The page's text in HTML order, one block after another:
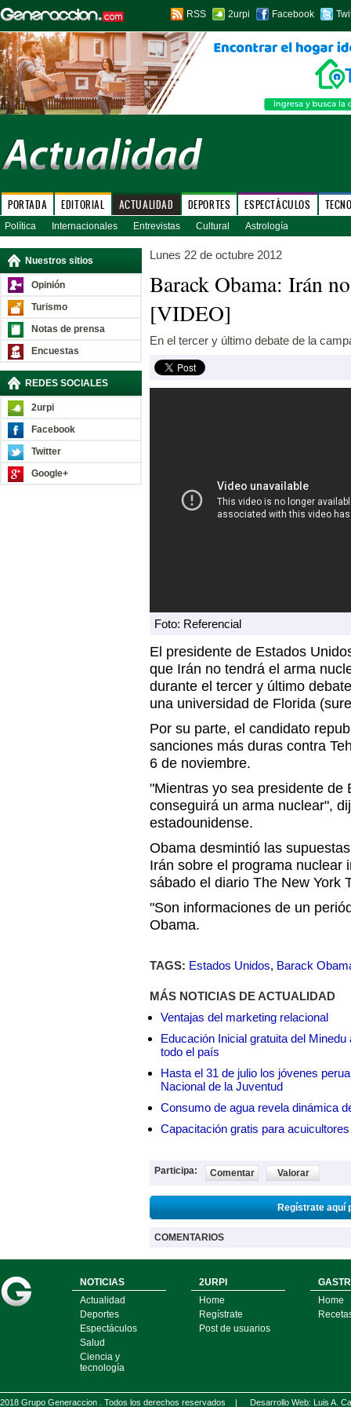
RSS 2urpi Facebook
PORTADA EDITORIAL ACTUALIDAD DEPORTES ESPECTÁCULOS
Política Internacionales Entrevistas Cultural Astrología
Nuestros sitios
Opinión
Turismo
Notas de prensa
Encuestas
REDES SOCIALES
2urpi
Facebook
Twitter
Google+
Lunes 22 de octubre 2012
Barack Obama: Irán
[VIDEO]
En el tercer y último debate de la
Foto: Referencial
El presidente de Estados
que Irán no tendrá el arma
durante el tercer y último
una universidad de Florida
Por su parte, el candidato
sanciones más duras contra
6 de noviembre.
"Mientras yo sea presidente de
conseguirá un arma nuclear",
estadounidense.
Obama desmintió las
Irán sobre el programa nuclear
sábado el diario The New York
"Son informaciones de un
Obama.
TAGS: Estados Unidos, Barack
MÁS NOTICIAS DE ACTUALIDAD
Ventajas del marketing relacional
Educación Inicial gratuita del
todo el país
Hasta el 31 de julio los jóvenes
Nacional de la Juventud
Consumo de agua revela dinámica
Capacitación gratis para
Participa: Comentar Valorar
Regístrate aquí
COMENTARIOS
NOTICIAS
Actualidad
Deportes
Espectáculos
Salud
Ciencia y
tecnología
2URPI
Home
Regístrate
Post de usuarios
Home
2018 Grupo Generaccion . Todos los derechos reservados | Desarrollo Web: Luis